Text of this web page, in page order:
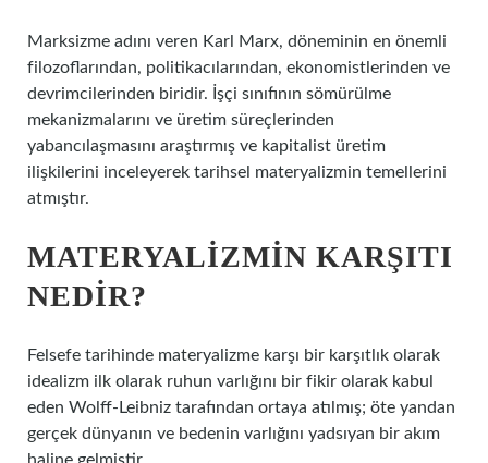
Marksizme adını veren Karl Marx, döneminin en önemli
filozoflarından, politikacılarından, ekonomistlerinden ve
devrimcilerinden biridir. İşçi sınıfının sömürülme
mekanizmalarını ve üretim süreçlerinden
yabancılaşmasını araştırmış ve kapitalist üretim
ilişkilerini inceleyerek tarihsel materyalizmin temellerini
atmıştır.
MATERYALIZMIN KARŞITI
NEDIR?
Felsefe tarihinde materyalizme karşı bir karşıtlık olarak
idealizm ilk olarak ruhun varlığını bir fikir olarak kabul
eden Wolff-Leibniz tarafından ortaya atılmış; öte yandan
gerçek dünyanın ve bedenin varlığını yadsıyan bir akım